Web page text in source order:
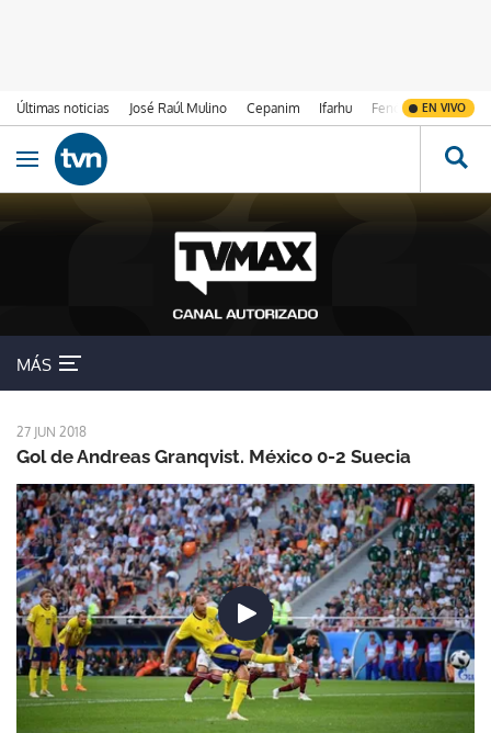
Últimas noticias José Raúl Mulino Cepanim Ifarhu Fenómeno de El
EN VIVO
Ir al contenido
Obrir navegació
Suecia
MÁS
27 JUN 2018
Gol de Andreas Granqvist. México 0-2 Suecia